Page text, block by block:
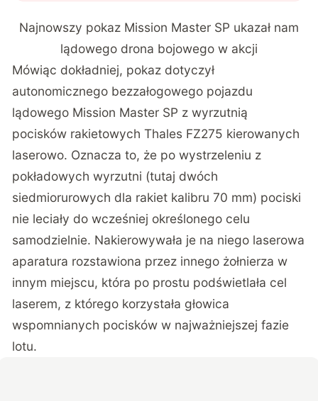
Najnowszy pokaz Mission Master SP ukazał nam
lądowego drona bojowego w akcji
Mówiąc dokładniej, pokaz dotyczył
autonomicznego bezzałogowego pojazdu
lądowego Mission Master SP z wyrzutnią
pocisków rakietowych Thales FZ275 kierowanych
laserowo. Oznacza to, że po wystrzeleniu z
pokładowych wyrzutni (tutaj dwóch
siedmiorurowych dla rakiet kalibru 70 mm) pociski
nie leciały do wcześniej określonego celu
samodzielnie. Nakierowywała je na niego laserowa
aparatura rozstawiona przez innego żołnierza w
innym miejscu, która po prostu podświetlała cel
laserem, z którego korzystała głowica
wspomnianych pocisków w najważniejszej fazie
lotu.